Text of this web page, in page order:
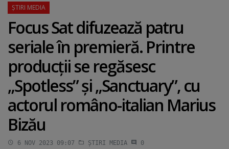
content
Focus Sat difuzează patru
seriale în premieră. Printre
producţii se regăsesc
„Spotless” şi „Sanctuary”, cu
actorul româno-italian Marius
Bizău
6 NOV 2023 09:07 ȘTIRI MEDIA 0